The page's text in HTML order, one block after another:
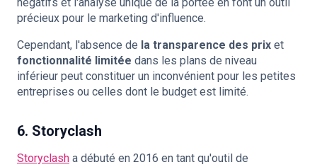
précieux pour le marketing d'influence.
Cependant, l'absence de la transparence des prix et
fonctionnalité limitée dans les plans de niveau
inférieur peut constituer un inconvénient pour les petites
entreprises ou celles dont le budget est limité.
6. Storyclash
Storyclash a débuté en 2016 en tant qu'outil de